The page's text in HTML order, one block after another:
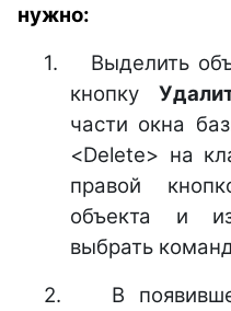
нужно:
1.
Выделить
кнопку
части окна
<Delete> на
правой
объекта и
выбрать
2.
В